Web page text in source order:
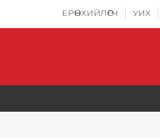
ЕРӨНХИЙЛӨГЧ УИХ